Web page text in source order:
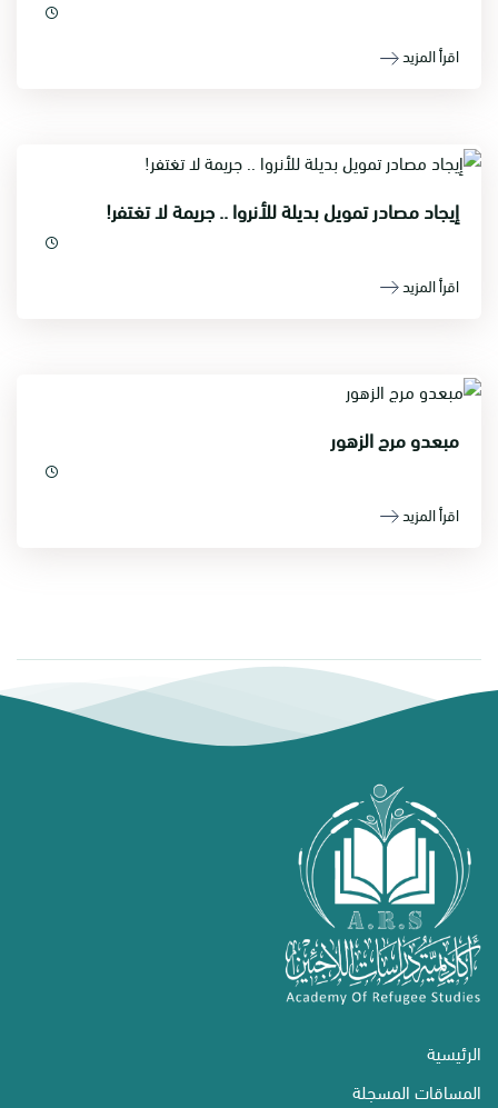
اقرأ المزيد
إيجاد مصادر تمويل بديلة للأنروا .. جريمة لا تغتفر!
اقرأ المزيد
مبعدو مرج الزهور
اقرأ المزيد
الرئيسية
المساقات المسجلة